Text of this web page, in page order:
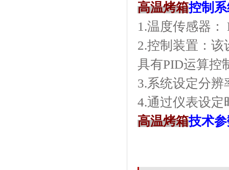
高温烤箱控制
1.温度传感器：
2.控制装置：
具有PID运算控制
3.系统设定分辨率
4.通过仪表设定时
高温烤箱技术